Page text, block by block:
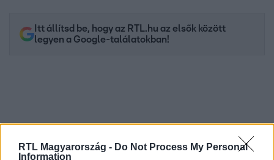
RTL Magyarország - Do Not Process My Personal
Information
Itt állítsd be, hogy az RTL.hu az elsők között
legyen a Google-találatokban!